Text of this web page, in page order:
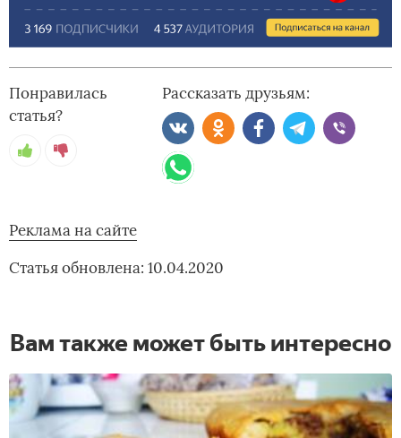
Понравилась
статья?
Рассказать друзьям:
Реклама на сайте
Статья обновлена: 10.04.2020
Вам также может быть интересно